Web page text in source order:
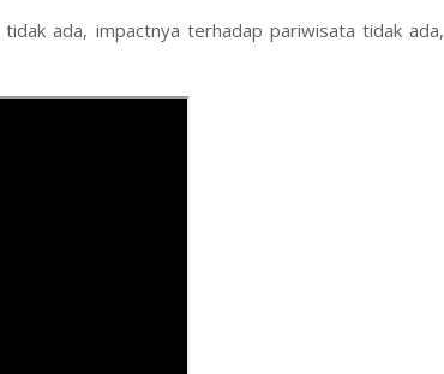
ada, impactnya terhadap pariwisata tidak ada,